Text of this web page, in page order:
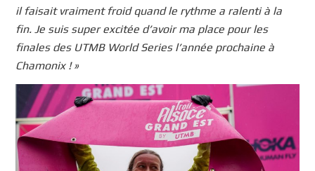
il faisait vraiment froid quand le rythme a ralenti à la
fin. Je suis super excitée d’avoir ma place pour les
finales des UTMB World Series l’année prochaine à
Chamonix ! »